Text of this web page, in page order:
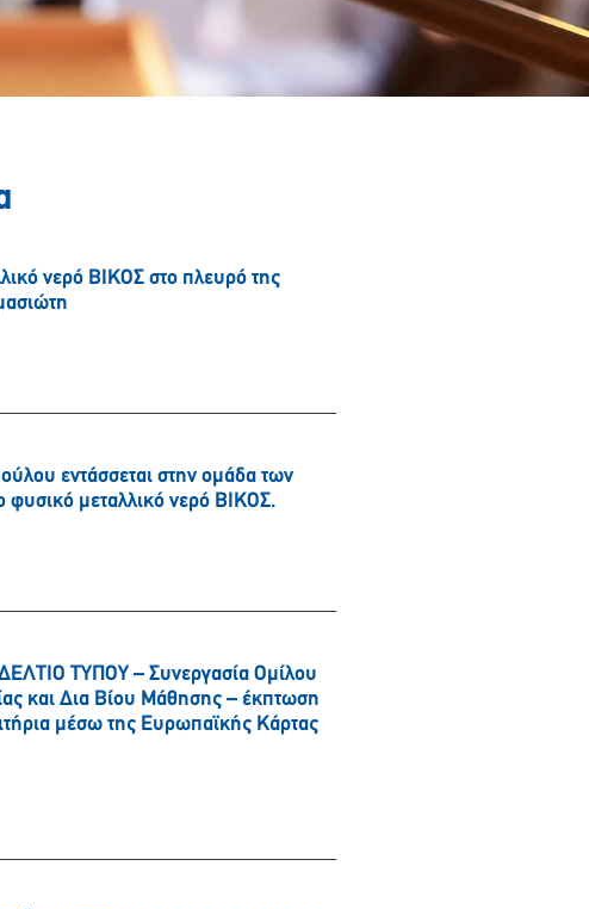
νερό ΒΙΚΟΣ στο πλευρό της
εντάσσεται στην ομάδα των
φυσικό μεταλλικό νερό ΒΙΚΟΣ.
ΤΥΠΟΥ – Συνεργασία Ομίλου
και Δια Βίου Μάθησης – έκπτωση
μέσω της Ευρωπαϊκής Κάρτας